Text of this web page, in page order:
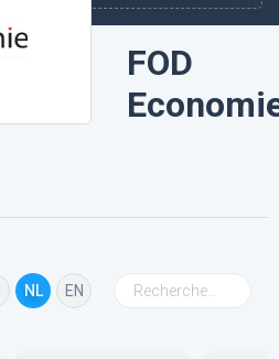
FOD
NL EN